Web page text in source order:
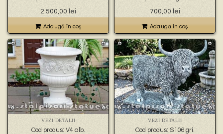
2.500,00 lei
Adaugă în coş
700,00 lei
Adaugă în coş
VEZI DETALII
Cod produs: V4 alb.
VEZI DETALII
Cod produs: S106 gri.